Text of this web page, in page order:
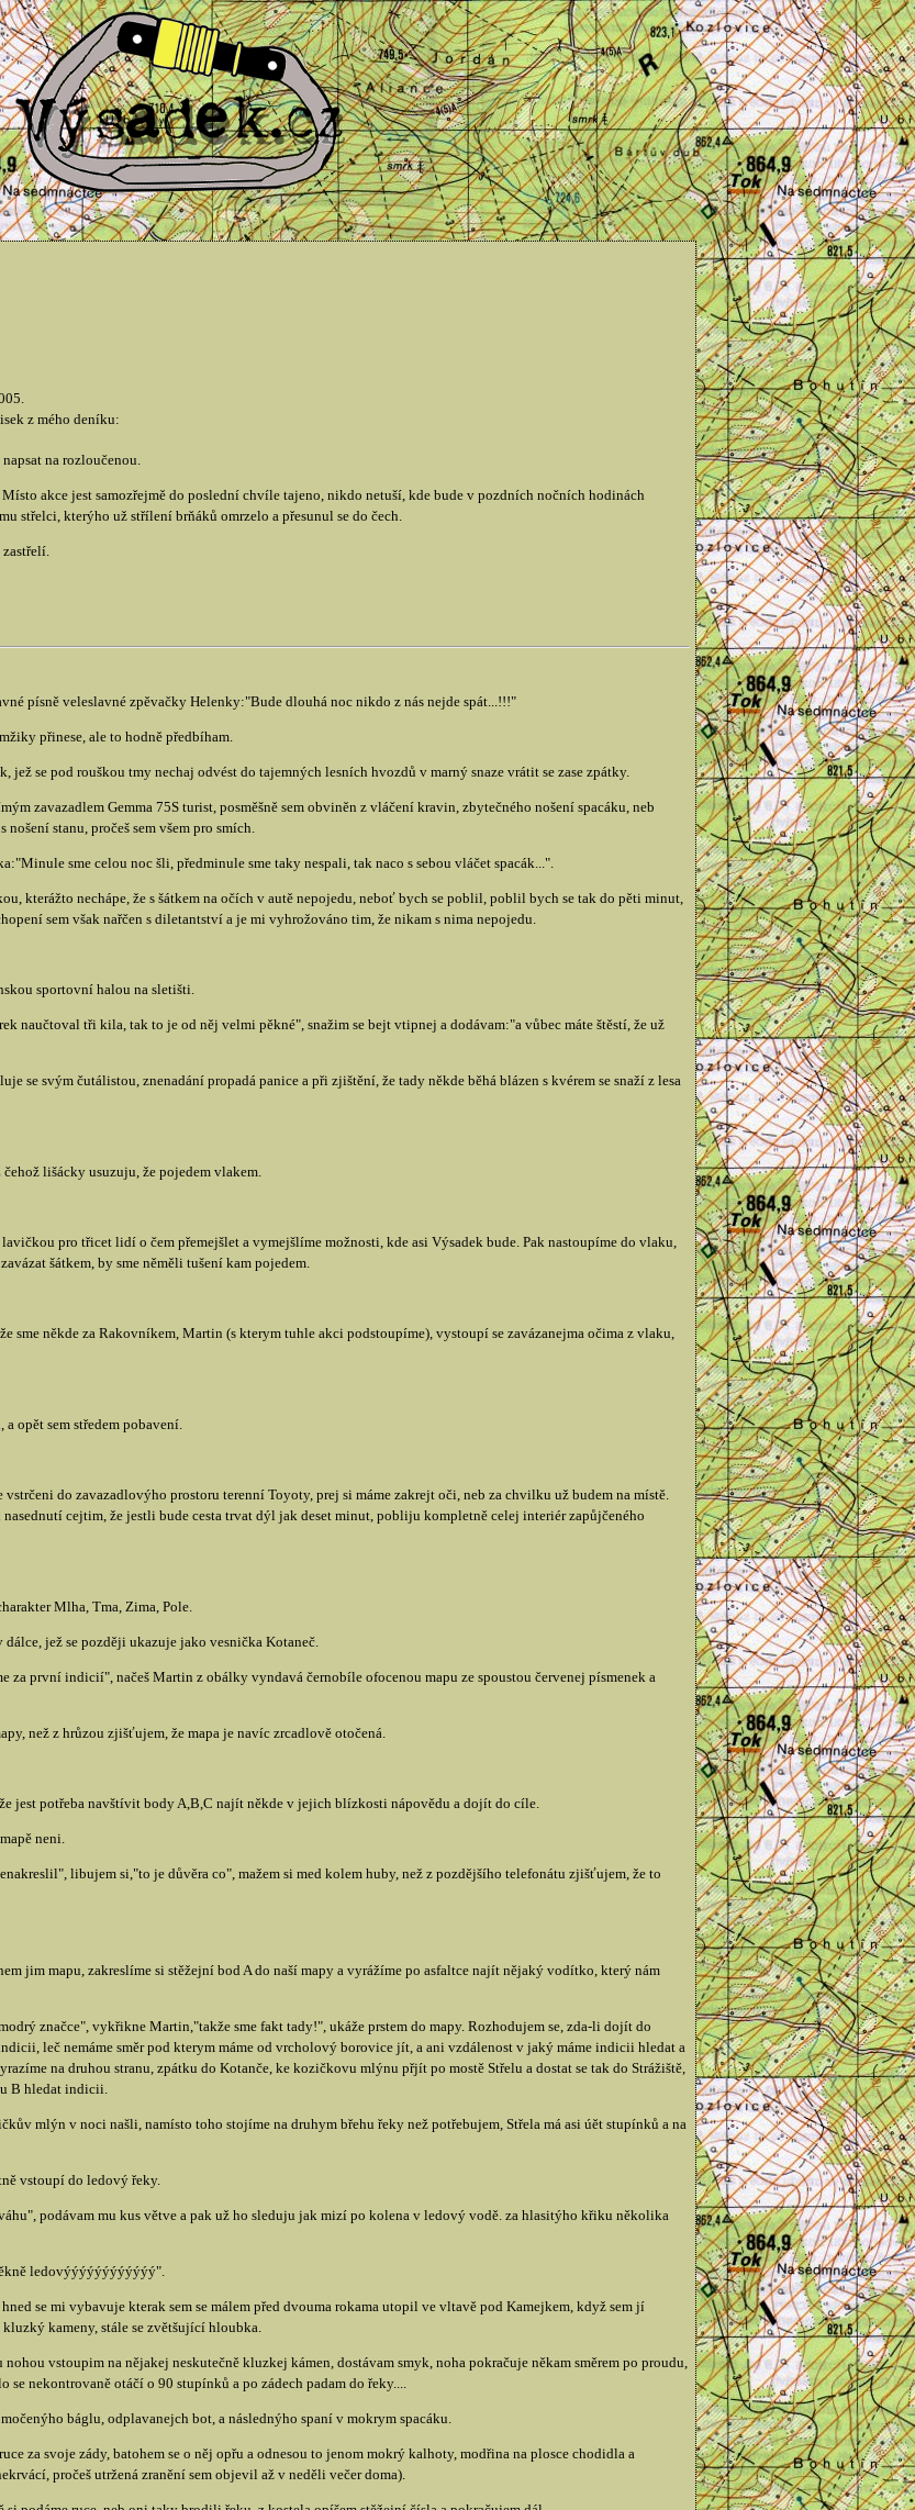
z mého deníku:
na rozloučenou.
akce jest samozřejmě do poslední chvíle tajeno, nikdo netuší, kde bude v pozdních nočních hodinách
střelci, kterýho už střílení brňáků omrzelo a přesunul se do čech.
písně veleslavné zpěvačky Helenky:"Bude dlouhá noc nikdo z nás nejde spát...!!!"
přinese, ale to hodně předbíham.
se pod rouškou tmy nechaj odvést do tajemných lesních hvozdů v marný snaze vrátit se zase zpátky.
zavazadlem Gemma 75S turist, posměšně sem obviněn z vláčení kravin, zbytečného nošení spacáku, neb
stanu, pročeš sem všem pro smích.
sme celou noc šli, předminule sme taky nespali, tak naco s sebou vláčet spacák...".
kterážto nechápe, že s šátkem na očích v autě nepojedu, neboť bych se poblil, poblil bych se tak do pěti minut,
sem však nařčen s diletantství a je mi vyhrožováno tim, že nikam s nima nepojedu.
sportovní halou na sletišti.
naučtoval tři kila, tak to je od něj velmi pěkné", snažim se bejt vtipnej a dodávam:"a vůbec máte štěstí, že už
se svým čutálistou, znenadání propadá panice a při zjištění, že tady někde běhá blázen s kvérem se snaží z lesa
lišácky usuzuju, že pojedem vlakem.
pro třicet lidí o čem přemejšlet a vymejšlíme možnosti, kde asi Výsadek bude. Pak nastoupíme do vlaku,
šátkem, by sme něměli tušení kam pojedem.
sme někde za Rakovníkem, Martin (s kterym tuhle akci podstoupíme), vystoupí se zavázanejma očima z vlaku,
opět sem středem pobavení.
do zavazadlovýho prostoru terenní Toyoty, prej si máme zakrejt oči, neb za chvilku už budem na místě.
cejtim, že jestli bude cesta trvat dýl jak deset minut, pobliju kompletně celej interiér zapůjčeného
Mlha, Tma, Zima, Pole.
jež se později ukazuje jako vesnička Kotaneč.
za první indicií", načeš Martin z obálky vyndavá černobíle ofocenou mapu ze spoustou červenej písmenek a
než z hrůzou zjišťujem, že mapa je navíc zrcadlově otočená.
jest potřeba navštívit body A,B,C najít někde v jejich blízkosti nápovědu a dojít do cíle.
neni.
libujem si,"to je důvěra co", mažem si med kolem huby, než z pozdějšího telefonátu zjišťujem, že to
jim mapu, zakreslíme si stěžejní bod A do naší mapy a vyrážíme po asfaltce najít nějaký vodítko, který nám
značce", vykřikne Martin,"takže sme fakt tady!", ukáže prstem do mapy. Rozhodujem se, zda-li dojít do
leč nemáme směr pod kterym máme od vrcholový borovice jít, a ani vzdálenost v jaký máme indicii hledat a
na druhou stranu, zpátku do Kotanče, ke kozičkovu mlýnu přjít po mostě Střelu a dostat se tak do Strážiště,
B hledat indicii.
mlýn v noci našli, namísto toho stojíme na druhym břehu řeky než potřebujem, Střela má asi úět stupínků a na
vstoupí do ledový řeky.
podávam mu kus větve a pak už ho sleduju jak mizí po kolena v ledový vodě. za hlasitýho křiku několika
ledovýýýýýýýýýýýý".
se mi vybavuje kterak sem se málem před dvouma rokama utopil ve vltavě pod Kamejkem, když sem jí
kameny, stále se zvětšující hloubka.
vstoupim na nějakej neskutečně kluzkej kámen, dostávam smyk, noha pokračuje někam směrem po proudu,
nekontrovaně otáčí o 90 stupínků a po zádech padam do řeky....
báglu, odplavanejch bot, a následnýho spaní v mokrym spacáku.
za svoje zády, batohem se o něj opřu a odnesou to jenom mokrý kalhoty, modřina na plosce chodidla a
pročeš utržená zranění sem objevil až v neděli večer doma).